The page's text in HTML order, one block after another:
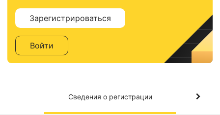
Зарегистрироваться
Войти
Сведения о регистрации